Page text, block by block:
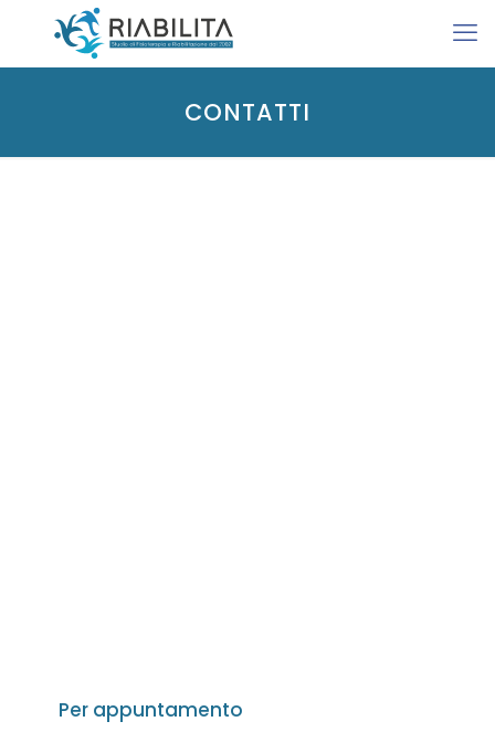
CONTATTI
Per appuntamento